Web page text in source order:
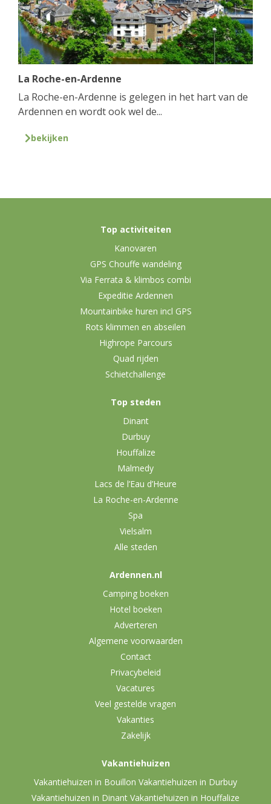
La Roche-en-Ardenne
La Roche-en-Ardenne is gelegen in het hart van de
Ardennen en wordt ook wel de...
bekijken
Top activiteiten
Kanovaren
GPS Chouffe wandeling
Via Ferrata & klimbos combi
Expeditie Ardennen
Mountainbike huren incl GPS
Rots klimmen en abseilen
Highrope Parcours
Quad rijden
Schietchallenge
Top steden
Dinant
Durbuy
Houffalize
Malmedy
Lacs de l’Eau d’Heure
La Roche-en-Ardenne
Spa
Vielsalm
Alle steden
Ardennen.nl
Camping boeken
Hotel boeken
Adverteren
Algemene voorwaarden
Contact
Privacybeleid
Vacatures
Veel gestelde vragen
Vakanties
Zakelijk
Vakantiehuizen
Vakantiehuizen in Bouillon Vakantiehuizen in Durbuy
Vakantiehuizen in Dinant Vakantiehuizen in Houffalize